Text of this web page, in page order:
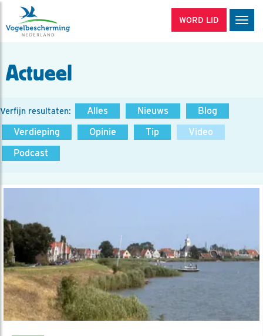
WORD LID
Actueel
Verfijn resultaten: Alles Nieuws
Blog
Verdieping
Opinie Tip
Video
Podcast